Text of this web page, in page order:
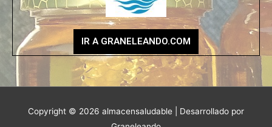
IR A GRANELEANDO.COM
Copyright © 2026 almacensaludable | Desarrollado por